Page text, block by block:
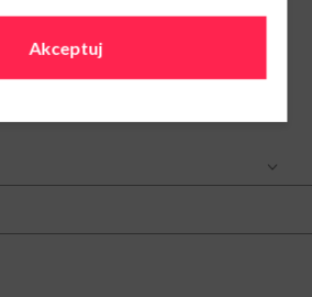
22 536 36 36
Akceptuj